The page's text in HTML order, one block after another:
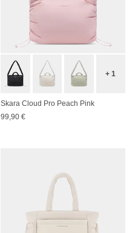
+ 1
Skara Cloud Pro Peach Pink
99,90 €